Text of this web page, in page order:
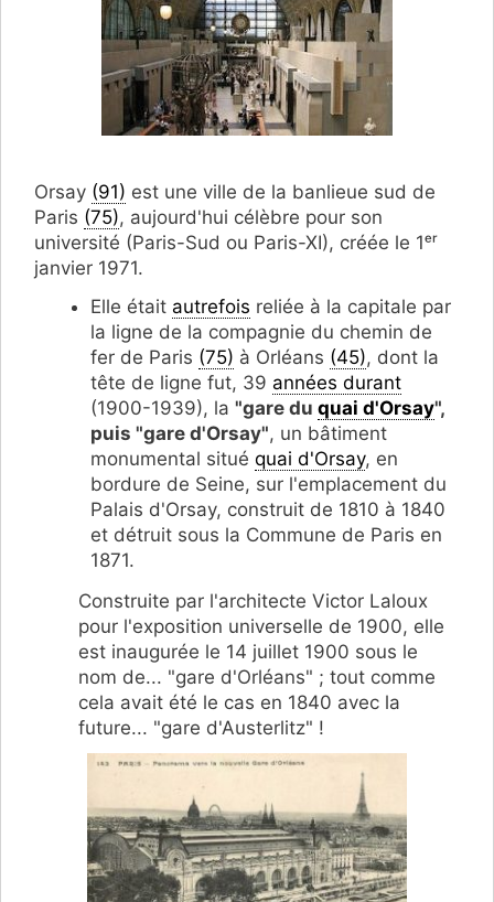
Orsay (91) est une ville de la banlieue sud de
Paris (75), aujourd'hui célèbre pour son
université (Paris-Sud ou Paris-XI), créée le 1ᵉʳ
janvier 1971.
Elle était autrefois reliée à la capitale par
la ligne de la compagnie du chemin de
fer de Paris (75) à Orléans (45), dont la
tête de ligne fut, 39 années durant
(1900-1939), la "gare du quai d'Orsay",
puis "gare d'Orsay", un bâtiment
monumental situé quai d'Orsay, en
bordure de Seine, sur l'emplacement du
Palais d'Orsay, construit de 1810 à 1840
et détruit sous la Commune de Paris en
1871.
Construite par l'architecte Victor Laloux
pour l'exposition universelle de 1900, elle
est inaugurée le 14 juillet 1900 sous le
nom de... "gare d'Orléans" ; tout comme
cela avait été le cas en 1840 avec la
future... "gare d'Austerlitz" !